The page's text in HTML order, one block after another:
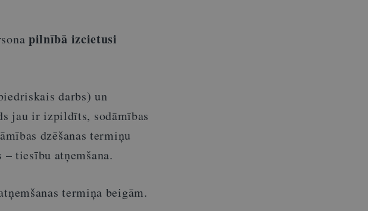
pilnībā izcietusi
darbs) un
jau ir izpildīts, sodāmības
dzēšanas termiņu
tiesību atņemšana.
termiņa beigām.